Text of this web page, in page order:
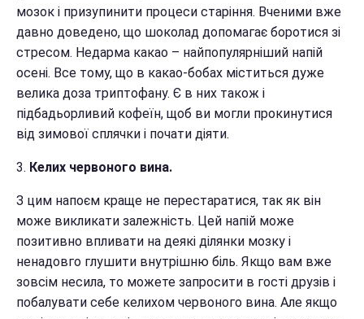
мозок і призупинити процеси старіння. Вченими вже
давно доведено, що шоколад допомагає боротися зі
стресом. Недарма какао – найпопулярніший напій
осені. Все тому, що в какао-бобах міститься дуже
велика доза триптофану. Є в них також і
підбадьорливий кофеїн, щоб ви могли прокинутися
від зимової сплячки і почати діяти.
3. Келих червоного вина.
З цим напоєм краще не перестаратися, так як він
може викликати залежність. Цей напій може
позитивно впливати на деякі ділянки мозку і
ненадовго глушити внутрішню біль. Якщо вам вже
зовсім несила, то можете запросити в гості друзів і
побалувати себе келихом червоного вина. Але якщо